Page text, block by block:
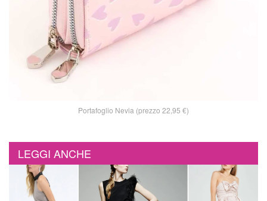
Portafoglio Nevia (prezzo 22,95 €)
LEGGI ANCHE